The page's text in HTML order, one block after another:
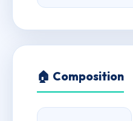
🏠 Composition